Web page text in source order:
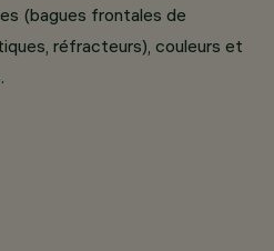
(bagues frontales de
réfracteurs), couleurs et